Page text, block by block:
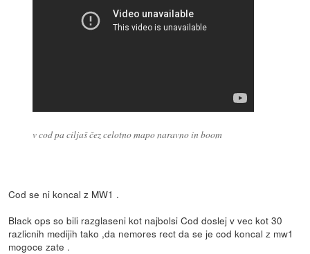
v cod pa ciljaš čez celotno mapo naravno in boom
Cod se ni koncal z MW1 .
Black ops so bili razglaseni kot najbolsi Cod doslej v vec kot 30
razlicnih medijih tako ,da nemores rect da se je cod koncal z mw1
mogoce zate .